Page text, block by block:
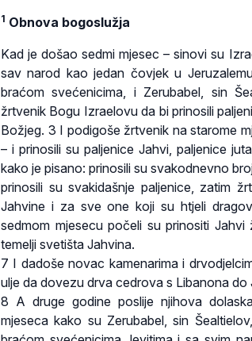
1 Obnova bogoslužja
Kad je došao sedmi mjesec – sinovi su
sav narod kao jedan čovjek u
braćom svećenicima, i Zerubabel, sin
žrtvenik Bogu Izraelovu da bi prinosili
Božjeg. 3 I podigoše žrtvenik na starome
– i prinosili su paljenice Jahvi, paljenice
kako je pisano: prinosili su svakodnevno
prinosili su svakidašnje paljenice, zatim
Jahvine i za sve one koji su htjeli
sedmom mjesecu počeli su prinositi
temelji svetišta Jahvina.
7 I dadoše novac kamenarima i
ulje da dovezu drva cedrova s Libanona
8 A druge godine poslije njihova
mjeseca kako su Zerubabel, sin